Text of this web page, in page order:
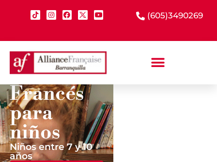
(605)3490269
Francés
para
niños
Niños entre 7 y 10
años